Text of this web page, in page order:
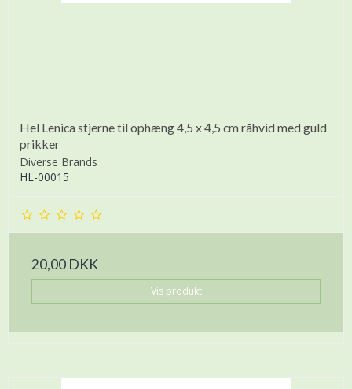
Hel Lenica stjerne til ophæng 4,5 x 4,5 cm råhvid med guld
prikker
Diverse Brands
HL-00015
20,00 DKK
Vis produkt